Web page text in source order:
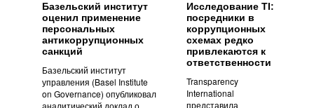
Базельский институт
оценил применение
персональных
антикоррупционных
санкций
Базельский институт
управления (Basel Institute
on Governance) опубликовал
аналитический доклад о
Исследование TI:
посредники в
коррупционных
схемах редко
привлекаются к
ответственности
Transparency
International
представила